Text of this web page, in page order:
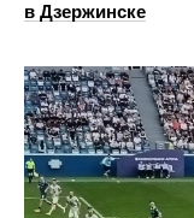
в Дзержинске